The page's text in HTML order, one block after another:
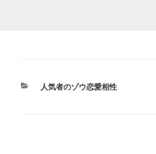
カ
人気者のゾウ恋愛相性